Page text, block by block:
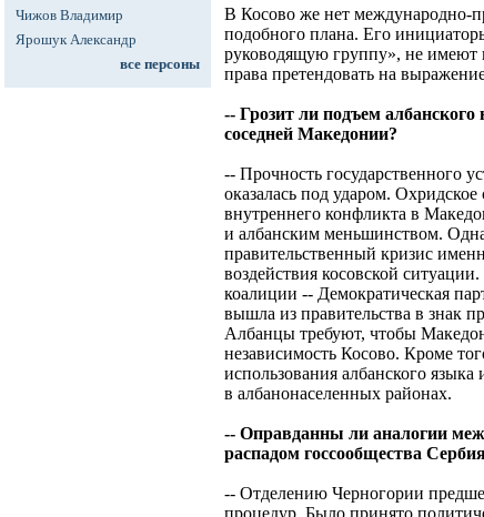
Чижов Владимир
Ярошук Александр
все персоны
В Косово же нет международно-
подобного плана. Его
руководящую группу», не имеют
права претендовать на
-- Грозит ли подъем албанского
соседней Македонии?
-- Прочность государственного
оказалась под ударом.
внутреннего конфликта в
и албанским меньшинством.
правительственный кризис
воздействия косовской
коалиции -- Демократическая
вышла из правительства в знак
Албанцы требуют, чтобы
независимость Косово. Кроме
использования албанского
в албанонаселенных районах.
-- Оправданны ли аналогии
распадом госсообщества
-- Отделению Черногории
процедур. Было принято